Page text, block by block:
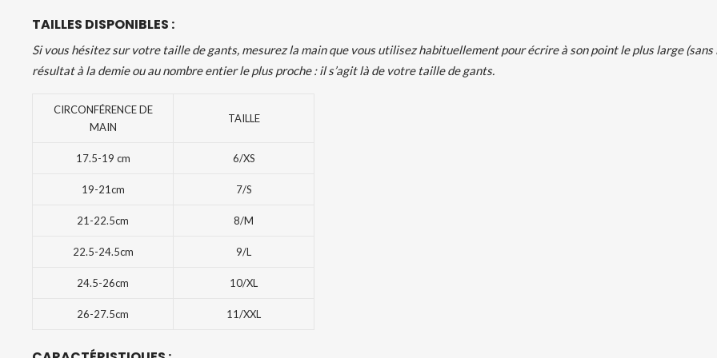
TAILLES DISPONIBLES :
Si vous hésitez sur votre taille de gants, mesurez la main que vous utilisez habituellement pour écrire à son point le plus large
résultat à la demie ou au nombre entier le plus proche : il s’agit là de votre taille de gants.
CIRCONFÉRENCE DE
MAIN
TAILLE
17.5-19 cm 6/XS
19-21cm 7/S
21-22.5cm 8/M
22.5-24.5cm 9/L
24.5-26cm 10/XL
26-27.5cm 11/XXL